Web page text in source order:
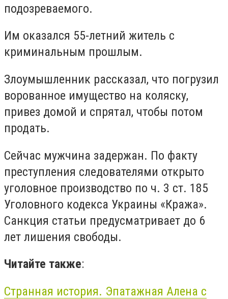
подозреваемого.
Им оказался 55-летний житель с
криминальным прошлым.
Злоумышленник рассказал, что погрузил
ворованное имущество на коляску,
привез домой и спрятал, чтобы потом
продать.
Сейчас мужчина задержан. По факту
преступления следователями открыто
уголовное производство по ч. 3 ст. 185
Уголовного кодекса Украины «Кража».
Санкция статьи предусматривает до 6
лет лишения свободы.
Читайте также:
Странная история. Эпатажная Алена с